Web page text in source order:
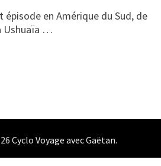
épisode en Amérique du Sud, de
Ushuaïa …
Cyclo Voyage avec Gaëtan.